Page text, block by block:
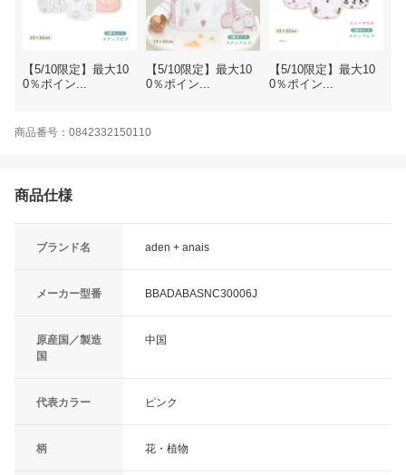
【5/10限定】最大10
0％ポイン...
【5/10限定】最大10
0％ポイン...
【5/10限定】最大10
0％ポイン...
商品番号：0842332150110
商品仕様
ブランド名 aden + anais
メーカー型番 BBADABASNC30006J
原産国／製造
国
中国
代表カラー ピンク
柄 花・植物